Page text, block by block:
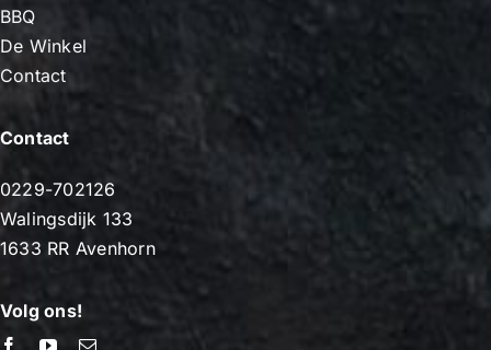
BBQ
De Winkel
Contact
Contact
0229-702126
Walingsdijk 133
1633 RR Avenhorn
Volg ons!